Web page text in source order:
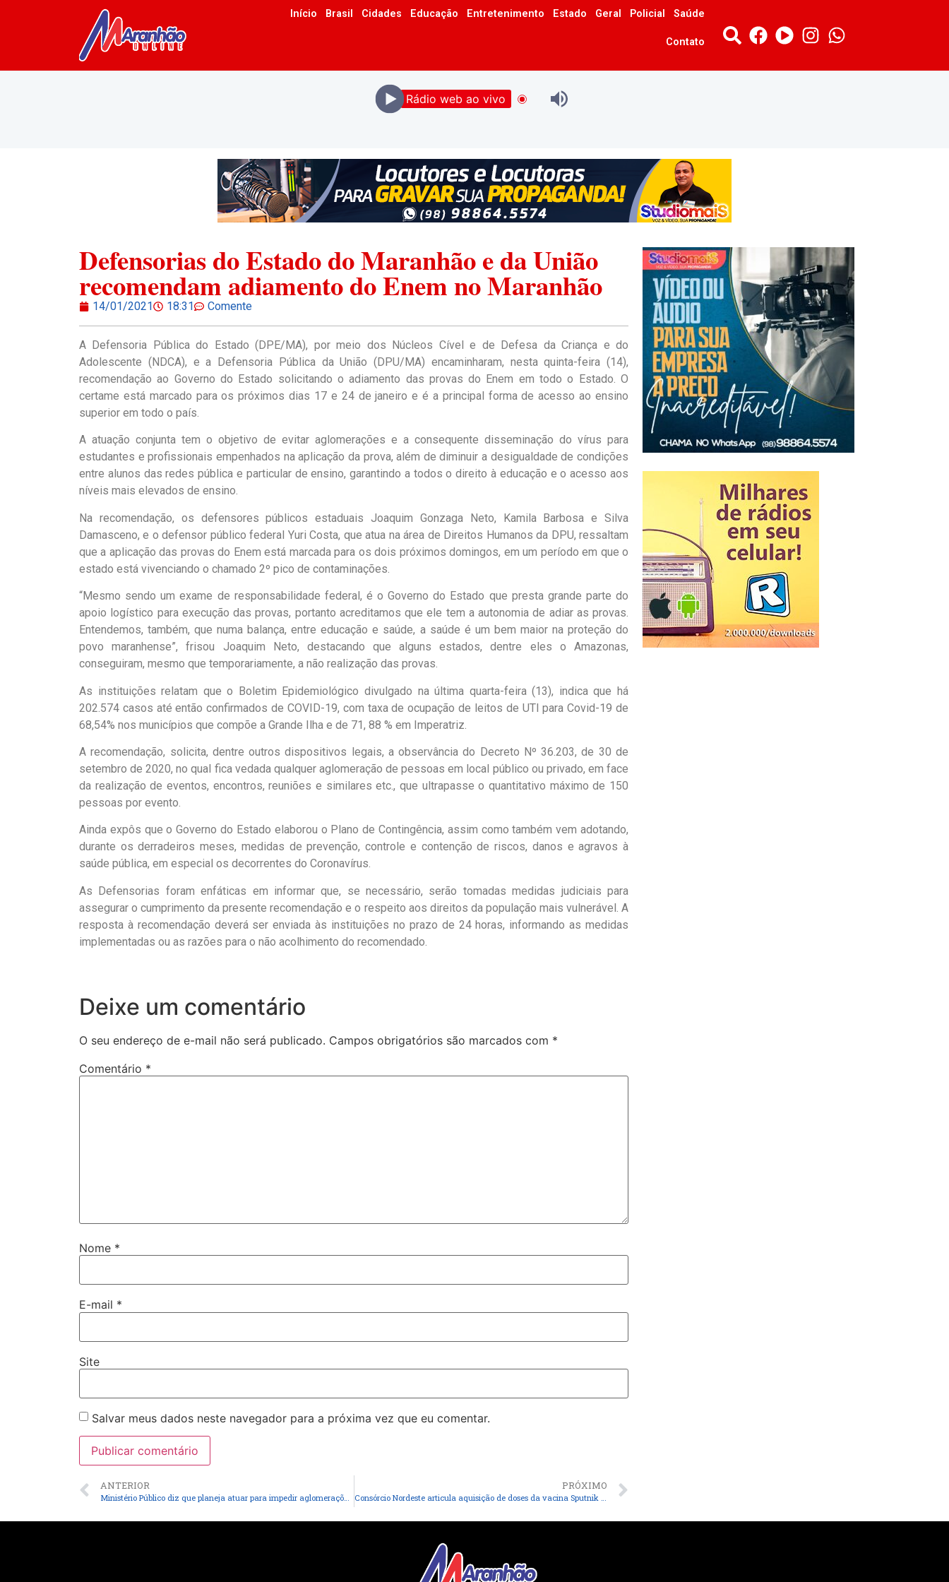
Início Brasil Cidades Educação Entretenimento Estado Geral Policial Saúde
Contato
Rádio web ao vivo
Defensorias do Estado do Maranhão e da União
recomendam adiamento do Enem no Maranhão
14/01/2021 18:31 Comente
A Defensoria Pública do Estado (DPE/MA), por meio dos Núcleos Cível e de Defesa da Criança e do
Adolescente (NDCA), e a Defensoria Pública da União (DPU/MA) encaminharam, nesta quinta-feira (14),
recomendação ao Governo do Estado solicitando o adiamento das provas do Enem em todo o Estado. O
certame está marcado para os próximos dias 17 e 24 de janeiro e é a principal forma de acesso ao ensino
superior em todo o país.
A atuação conjunta tem o objetivo de evitar aglomerações e a consequente disseminação do vírus para
estudantes e profissionais empenhados na aplicação da prova, além de diminuir a desigualdade de condições
entre alunos das redes pública e particular de ensino, garantindo a todos o direito à educação e o acesso aos
níveis mais elevados de ensino.
Na recomendação, os defensores públicos estaduais Joaquim Gonzaga Neto, Kamila Barbosa e Silva
Damasceno, e o defensor público federal Yuri Costa, que atua na área de Direitos Humanos da DPU, ressaltam
que a aplicação das provas do Enem está marcada para os dois próximos domingos, em um período em que o
estado está vivenciando o chamado 2º pico de contaminações.
“Mesmo sendo um exame de responsabilidade federal, é o Governo do Estado que presta grande parte do
apoio logístico para execução das provas, portanto acreditamos que ele tem a autonomia de adiar as provas.
Entendemos, também, que numa balança, entre educação e saúde, a saúde é um bem maior na proteção do
povo maranhense”, frisou Joaquim Neto, destacando que alguns estados, dentre eles o Amazonas,
conseguiram, mesmo que temporariamente, a não realização das provas.
As instituições relatam que o Boletim Epidemiológico divulgado na última quarta-feira (13), indica que há
202.574 casos até então confirmados de COVID-19, com taxa de ocupação de leitos de UTI para Covid-19 de
68,54% nos municípios que compõe a Grande Ilha e de 71, 88 % em Imperatriz.
A recomendação, solicita, dentre outros dispositivos legais, a observância do Decreto Nº 36.203, de 30 de
setembro de 2020, no qual fica vedada qualquer aglomeração de pessoas em local público ou privado, em face
da realização de eventos, encontros, reuniões e similares etc., que ultrapasse o quantitativo máximo de 150
pessoas por evento.
Ainda expôs que o Governo do Estado elaborou o Plano de Contingência, assim como também vem adotando,
durante os derradeiros meses, medidas de prevenção, controle e contenção de riscos, danos e agravos à
saúde pública, em especial os decorrentes do Coronavírus.
As Defensorias foram enfáticas em informar que, se necessário, serão tomadas medidas judiciais para
assegurar o cumprimento da presente recomendação e o respeito aos direitos da população mais vulnerável. A
resposta à recomendação deverá ser enviada às instituições no prazo de 24 horas, informando as medidas
implementadas ou as razões para o não acolhimento do recomendado.
Deixe um comentário
O seu endereço de e-mail não será publicado. Campos obrigatórios são marcados com *
Comentário *
Nome *
E-mail *
Site
Salvar meus dados neste navegador para a próxima vez que eu comentar.
ANTERIOR
Ministério Público diz que planeja atuar para impedir aglomerações durante o Carnaval no MA
PRÓXIMO
Consórcio Nordeste articula aquisição de doses da vacina Sputnik V para uso emergencial